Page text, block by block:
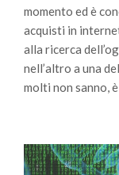
momento ed è
acquisti in
alla ricerca
nell’altro a una
molti non sanno,